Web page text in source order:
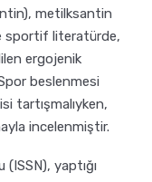
metilksantin
sportif literatürde,
ergojenik
beslenmesi
tartışmalıyken,
incelenmiştir.
yaptığı